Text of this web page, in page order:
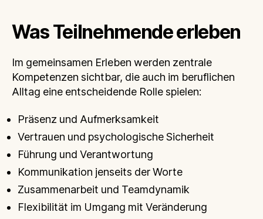
Was Teilnehmende erleben
Im gemeinsamen Erleben werden zentrale
Kompetenzen sichtbar, die auch im beruflichen
Alltag eine entscheidende Rolle spielen:
Präsenz und Aufmerksamkeit
Vertrauen und psychologische Sicherheit
Führung und Verantwortung
Kommunikation jenseits der Worte
Zusammenarbeit und Teamdynamik
Flexibilität im Umgang mit Veränderung